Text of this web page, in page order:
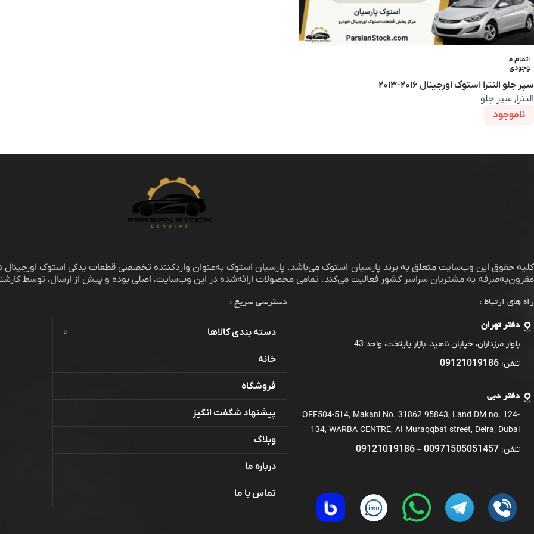
اتمام م
وجودی
سپر جلو النترا استوک اورجینال ۲۰۱۶-۲۰۱۳
النترا, سپر جلو
ناموجود
کلیه حقوق این وب‌سایت متعلق به برند پارسیان استوکمی‌باشد. پارسیان استوک به‌عنوان واردکننده تخصصی قطعات یدکی استوک اورجینال
مقرون‌به‌صرفه به مشتریان سراسر کشور فعالیت می‌کند. تمامی محصولات ارائه‌شده در این وب‌سایت، اصلی بوده و پیش از ارسال، توسط
راه های ارتباط :
دفتر تهران
بلوار مرزداران، خیابان ناهید، بازار پایتخت، واحد 43
تلفن: 09121019186
دفتر دبی
OFF504-514, Makani No. 31862 95843, Land DM no. 124-
134, WARBA CENTRE, AI Muraqqbat street, Deira, Dubai
تلفن: 00971505051457
–
09121019186
دسترسی سریع :
دسته بندی کالاها
خانه
فروشگاه
پیشنهاد شگفت انگیز
وبلاگ
درباره ما
تماس با ما